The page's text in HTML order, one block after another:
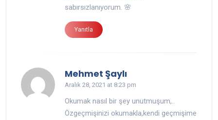
sabırsızlanıyorum. 🌸
Yanıtla
Mehmet Şaylı
Aralık 28, 2021 at 8:23 pm
Okumak nasıl bir şey unutmuşum,..
Özgeçmişinizi okumakla,kendi geçmişime